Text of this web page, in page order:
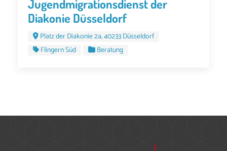
Jugendmigrationsdienst der
Diakonie Düsseldorf
Platz der Diakonie 2a, 40233 Düsseldorf
Flingern Süd
Beratung